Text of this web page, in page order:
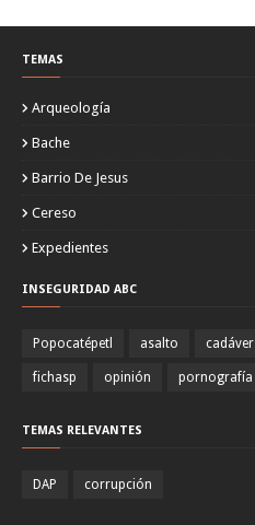
TEMAS
Arqueología
Bache
Barrio De Jesus
Cereso
Expedientes
INSEGURIDAD ABC
Popocatépetl asalto cadáver
fichasp opinión pornografía
TEMAS RELEVANTES
DAP corrupción